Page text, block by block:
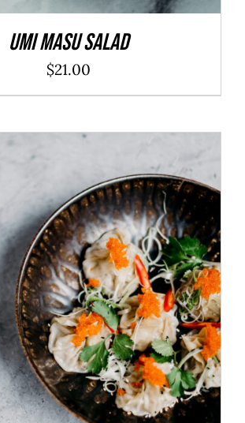
Umi Masu Salad
$21.00
ADD TO CART / DÉTAILS